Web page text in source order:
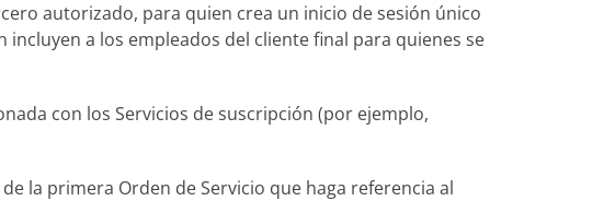
autorizado, para quien crea un inicio de sesión único
a los empleados del cliente final para quienes se
con los Servicios de suscripción (por ejemplo,
la primera Orden de Servicio que haga referencia al